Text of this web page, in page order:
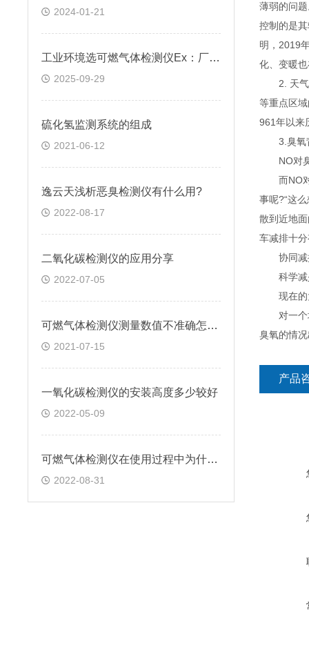
2024-01-21
工业环境选可燃气体检测仪Ex：厂家解答常见疑问，选对才安全
2025-09-29
硫化氢监测系统的组成
2021-06-12
逸云天浅析恶臭检测仪有什么用?
2022-08-17
二氧化碳检测仪的应用分享
2022-07-05
可燃气体检测仪测量数值不准确怎么办
2021-07-15
一氧化碳检测仪的安装高度多少较好
2022-05-09
可燃气体检测仪在使用过程中为什么会误报
2022-08-31
薄弱的问
控制的是
明，2019
化、变暖
2. 天气条
等重点区
961年以来
3.臭氧背
NO对臭
而NO对
事呢?“这
散到近地
车减排十
协同减
科学减少
现在的大
对一个地
臭氧的情
产品